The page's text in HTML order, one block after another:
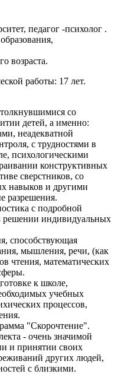
педагог -психолог .
возраста.
работы: 17 лет.
со
детей, а именно:
неадекватной
с трудностями в
психологическими
конструктивных
сверстников, со
навыков и другими
разрешения.
с подробной
решении индивидуальных
способствующая
мышления, речи, (как
чтения, математических
к школе,
учебных
процессов,
"Скорочтение".
- очень значимой
и принятии своих
других людей,
с близкими.